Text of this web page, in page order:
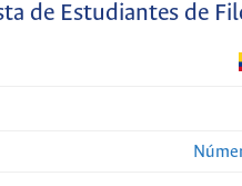
de Estudiantes de